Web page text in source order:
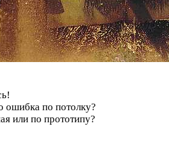
ошибка по потолку?
или по прототипу?